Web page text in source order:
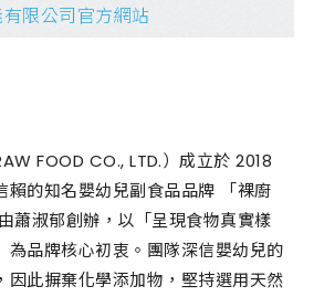
限公司官方網站
FOOD CO., LTD.）成立於 2018
賴的知名嬰幼兒副食品品牌 「裸廚
蕭淑郁創辦，以「呈現食物真實樣
為品牌核心初衷。團隊深信嬰幼兒的
因此摒棄化學添加物，堅持選用天然